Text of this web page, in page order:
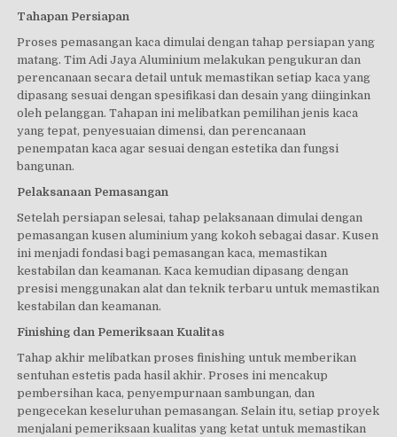
Tahapan Persiapan
Proses pemasangan kaca dimulai dengan tahap persiapan yang
matang. Tim Adi Jaya Aluminium melakukan pengukuran dan
perencanaan secara detail untuk memastikan setiap kaca yang
dipasang sesuai dengan spesifikasi dan desain yang diinginkan
oleh pelanggan. Tahapan ini melibatkan pemilihan jenis kaca
yang tepat, penyesuaian dimensi, dan perencanaan
penempatan kaca agar sesuai dengan estetika dan fungsi
bangunan.
Pelaksanaan Pemasangan
Setelah persiapan selesai, tahap pelaksanaan dimulai dengan
pemasangan kusen aluminium yang kokoh sebagai dasar. Kusen
ini menjadi fondasi bagi pemasangan kaca, memastikan
kestabilan dan keamanan. Kaca kemudian dipasang dengan
presisi menggunakan alat dan teknik terbaru untuk memastikan
kestabilan dan keamanan.
Finishing dan Pemeriksaan Kualitas
Tahap akhir melibatkan proses finishing untuk memberikan
sentuhan estetis pada hasil akhir. Proses ini mencakup
pembersihan kaca, penyempurnaan sambungan, dan
pengecekan keseluruhan pemasangan. Selain itu, setiap proyek
menjalani pemeriksaan kualitas yang ketat untuk memastikan